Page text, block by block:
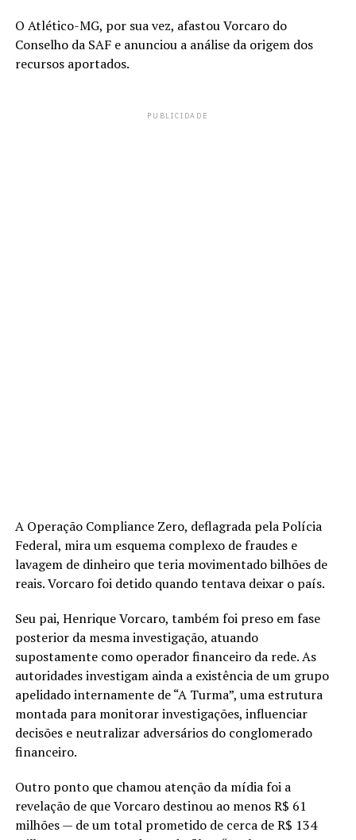
O Atlético-MG, por sua vez, afastou Vorcaro do
Conselho da SAF e anunciou a análise da origem dos
recursos aportados.
PUBLICIDADE
A Operação Compliance Zero, deflagrada pela Polícia
Federal, mira um esquema complexo de fraudes e
lavagem de dinheiro que teria movimentado bilhões de
reais. Vorcaro foi detido quando tentava deixar o país.
Seu pai, Henrique Vorcaro, também foi preso em fase
posterior da mesma investigação, atuando
supostamente como operador financeiro da rede. As
autoridades investigam ainda a existência de um grupo
apelidado internamente de “A Turma”, uma estrutura
montada para monitorar investigações, influenciar
decisões e neutralizar adversários do conglomerado
financeiro.
Outro ponto que chamou atenção da mídia foi a
revelação de que Vorcaro destinou ao menos R$ 61
milhões — de um total prometido de cerca de R$ 134